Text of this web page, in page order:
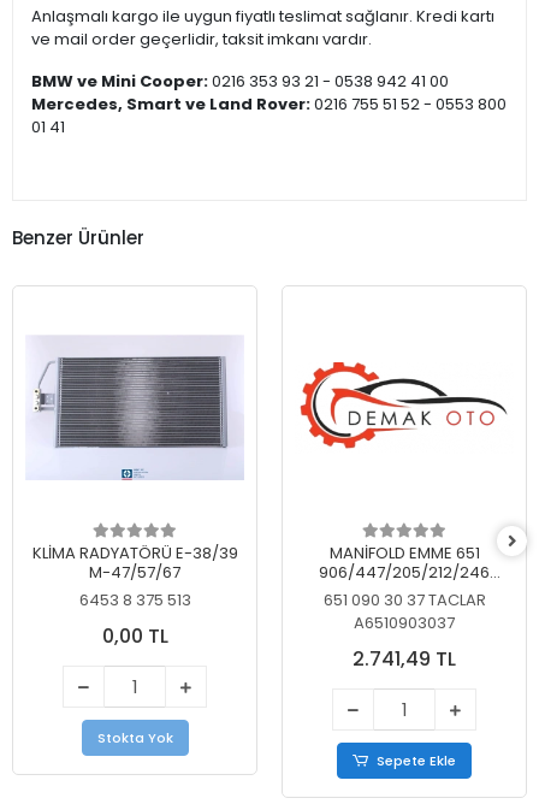
Anlaşmalı kargo ile uygun fiyatlı teslimat sağlanır. Kredi kartı
ve mail order geçerlidir, taksit imkanı vardır.
BMW ve Mini Cooper:0216 353 93 21 - 0538 942 41 00
Mercedes, Smart ve Land Rover:0216 755 51 52 - 0553 800
01 41
Benzer Ürünler
KLİMA RADYATÖRÜ E-38/39
M-47/57/67
6453 8 375 513
0,00 TL
Stokta Yok
MANİFOLD EMME 651
906/447/205/212/246
KELEBEKSİZ
651 090 30 37 TACLAR
A6510903037
2.741,49 TL
Sepete Ekle